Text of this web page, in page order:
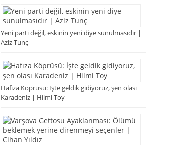
Yeni parti değil, eskinin yeni diye sunulmasıdır |
Aziz Tunç
Hafıza Köprüsü: İşte geldik gidiyoruz, şen olası
Karadeniz | Hilmi Toy